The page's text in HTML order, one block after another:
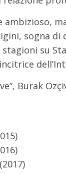
ambizioso,
sogna di
su
Burak